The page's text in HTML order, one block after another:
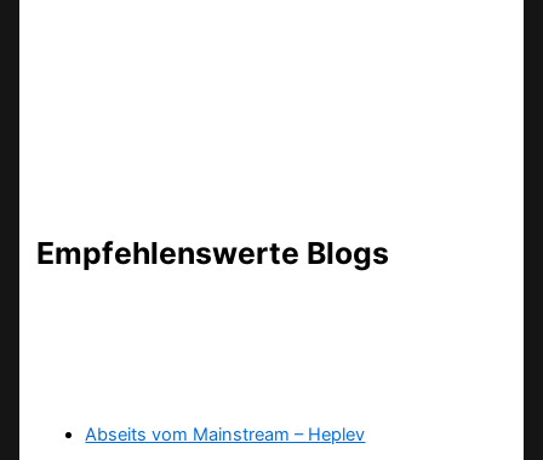
Empfehlenswerte Blogs
Abseits vom Mainstream – Heplev